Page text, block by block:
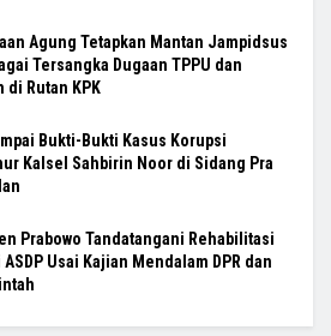
Agung Tetapkan Mantan Jampidsus
Tersangka Dugaan TPPU dan
di Rutan KPK
Bukti-Bukti Kasus Korupsi
Kalsel Sahbirin Noor di Sidang Pra
Prabowo Tandatangani Rehabilitasi
ASDP Usai Kajian Mendalam DPR dan